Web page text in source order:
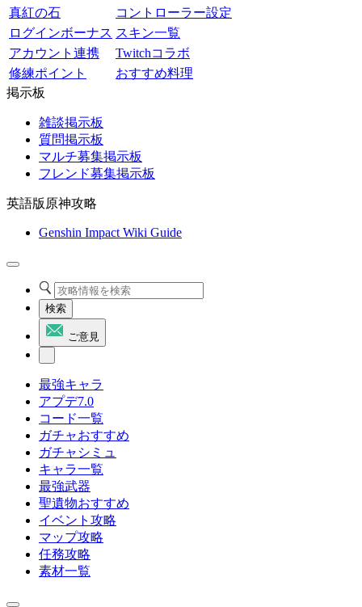
真紅の石
コントローラー設定
ログインボーナス スキン一覧
アカウント連携
Twitchコラボ
修練ポイント
おすすめ料理
掲示板
雑談掲示板
質問掲示板
マルチ募集掲示板
フレンド募集掲示板
英語版原神攻略
Genshin Impact Wiki Guide
検索
ご意見
最強キャラ
アプデ7.0
コード一覧
ガチャおすすめ
ガチャシミュ
キャラ一覧
最強武器
聖遺物おすすめ
イベント攻略
マップ攻略
任務攻略
素材一覧